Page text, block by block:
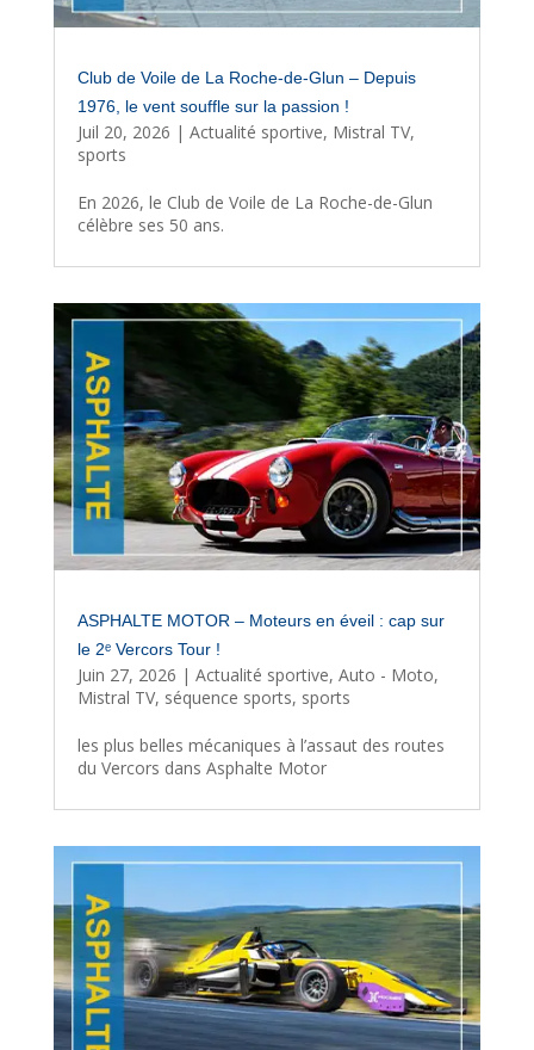
Club de Voile de La Roche-de-Glun – Depuis
1976, le vent souffle sur la passion !
Juil 20, 2026 | Actualité sportive, Mistral TV,
sports
En 2026, le Club de Voile de La Roche-de-Glun
célèbre ses 50 ans.
ASPHALTE MOTOR – Moteurs en éveil : cap sur
le 2ᵉ Vercors Tour !
Juin 27, 2026 | Actualité sportive, Auto - Moto,
Mistral TV, séquence sports, sports
les plus belles mécaniques à l’assaut des routes
du Vercors dans Asphalte Motor